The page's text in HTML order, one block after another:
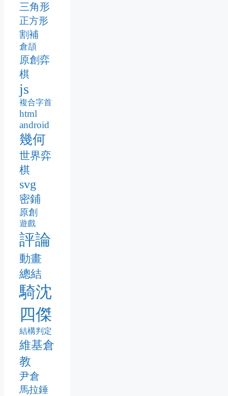
三角形
正方形
割補
倉頡
原創弈
棋
js
複合字首
html
android
幾何
世界弈
棋
svg
密鋪
原創
遊戲
評論
動畫
總結
騎沈
四傑
結構判定
維基倉
教
尹倉
馬拉錘